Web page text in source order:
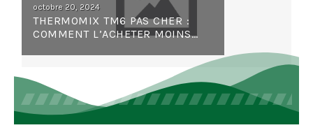
Posted
on
octobre 20, 2024
THERMOMIX TM6 PAS CHER :
COMMENT L’ACHETER MOINS